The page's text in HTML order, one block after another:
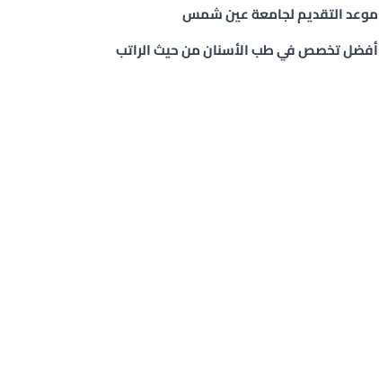
موعد التقديم لجامعة عين شمس
أفضل تخصص في طب الأسنان من حيث الراتب